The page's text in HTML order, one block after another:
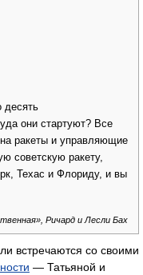
десять
они стартуют? Все
ракеты и управляющие
советскую ракету,
Техас и Флориду, и вы
Ричард и Лесли Бах
встречаются со своими
— Татьяной и